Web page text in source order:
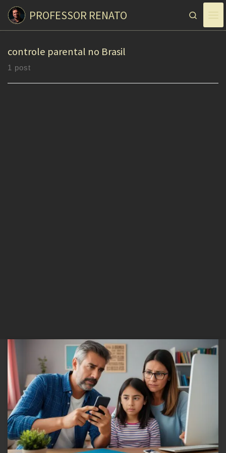
Skip to content
PROFESSOR RENATO
controle parental no Brasil
1 post
No Brasil, o monitoramento de celulares e computadores dos
filhos está alinhado com os princípios legais de responsabilidade
parental. A legislação brasileira não traz uma norma específica que
obrigue ou proíba os pais de monitorarem dispositivos eletrônicos
de seus filhos, mas existem princípios gerais no Código Civil e
no Estatuto da Criança e do Adolescente (ECA) que […]